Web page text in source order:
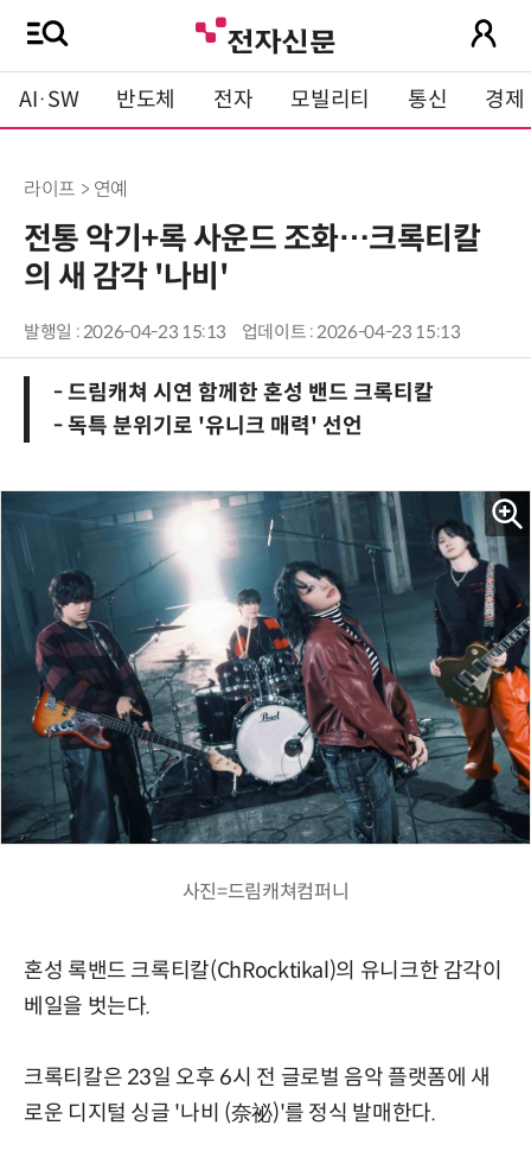
AI·SW 반도체 전자 모빌리티 통신 경제
라이프 > 연예
전통 악기+록 사운드 조화…크록티칼
의 새 감각 '나비'
발행일 : 2026-04-23 15:13 업데이트 : 2026-04-23 15:13
- 드림캐쳐 시연 함께한 혼성 밴드 크록티칼
- 독특 분위기로 '유니크 매력' 선언
사진=드림캐쳐컴퍼니
혼성 록밴드 크록티칼(ChRocktikal)의 유니크한 감각이
베일을 벗는다.
크록티칼은 23일 오후 6시 전 글로벌 음악 플랫폼에 새
로운 디지털 싱글 '나비 (奈祕)'를 정식 발매한다.